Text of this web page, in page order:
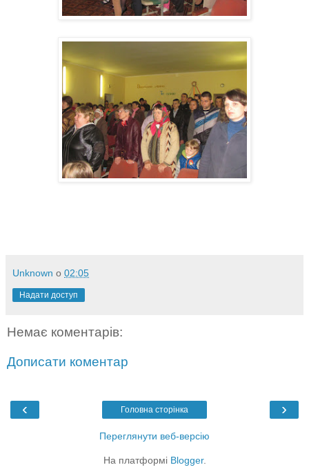
Unknown о 02:05
Надати доступ
Немає коментарів:
Дописати коментар
‹ ›
Головна сторінка
Переглянути веб-версію
На платформі Blogger.